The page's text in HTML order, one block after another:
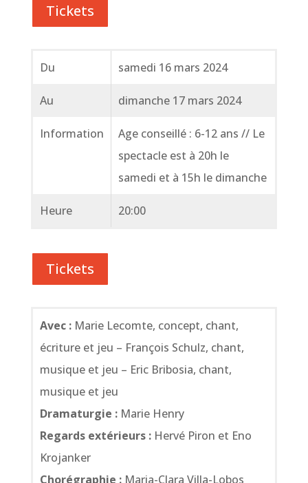
Tickets
Du samedi 16 mars 2024
Au dimanche 17 mars 2024
Information
Age conseillé : 6-12 ans // Le
spectacle est à 20h le
samedi et à 15h le dimanche
Heure 20:00
Tickets
Avec :Marie Lecomte, concept, chant,
écriture et jeu – François Schulz, chant,
musique et jeu – Eric Bribosia, chant,
musique et jeu
Dramaturgie :Marie Henry
Regards extérieurs :Hervé Piron et Eno
Krojanker
Chorégraphie :Maria-Clara Villa-Lobos